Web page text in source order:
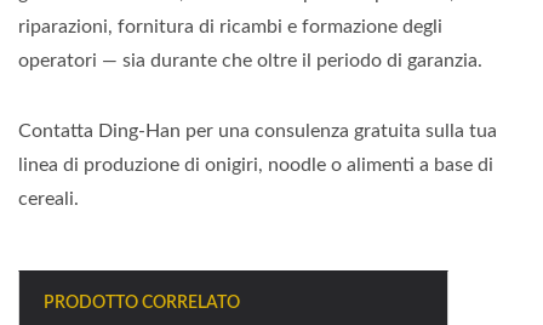
riparazioni, fornitura di ricambi e formazione degli
operatori — sia durante che oltre il periodo di garanzia.
Contatta Ding-Han per una consulenza gratuita sulla tua
linea di produzione di onigiri, noodle o alimenti a base di
cereali.
PRODOTTO CORRELATO